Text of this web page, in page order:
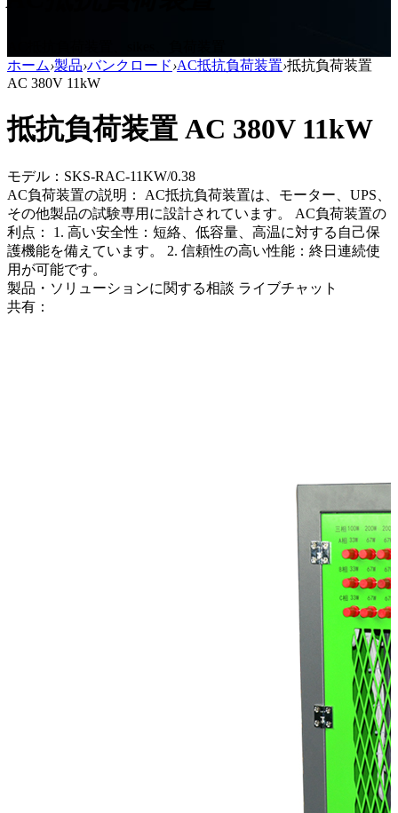
ホーム›製品›バンクロード›AC抵抗負荷装置›抵抗負荷装置
AC 380V 11kW
抵抗負荷装置 AC 380V 11kW
モデル：SKS-RAC-11KW/0.38
AC負荷装置の説明： AC抵抗負荷装置は、モーター、UPS、
その他製品の試験専用に設計されています。 AC負荷装置の
利点： 1. 高い安全性：短絡、低容量、高温に対する自己保
護機能を備えています。 2. 信頼性の高い性能：終日連続使
用が可能です。
製品・ソリューションに関する相談 ライブチャット
共有：